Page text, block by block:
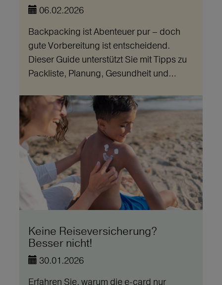
06.02.2026
Backpacking ist Abenteuer pur – doch
gute Vorbereitung ist entscheidend.
Dieser Guide unterstützt Sie mit Tipps zu
Packliste, Planung, Gesundheit und…
Keine Reiseversicherung?
Besser nicht!
30.01.2026
Erfahren Sie, warum die e-card nur